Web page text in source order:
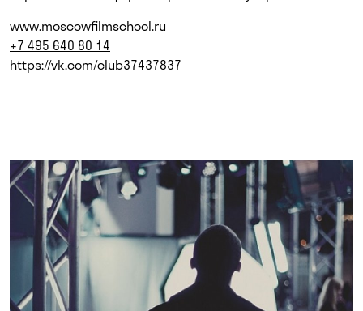
www.moscowfilmschool.ru
+7 495 640 80 14
https://vk.com/club37437837